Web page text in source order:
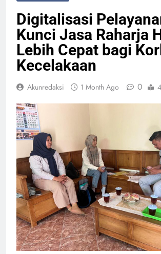
Digitalisasi
Kunci Jasa Raharja
Lebih Cepat bagi
Kecelakaan
Akunredaksi 1 Month Ago 0